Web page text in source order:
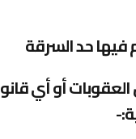
فيها حد السرقة
أو أي
:-